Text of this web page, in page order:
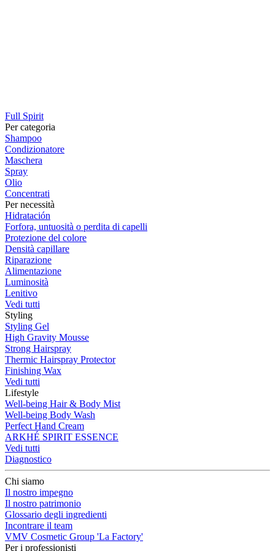
Full Spirit
Per categoria
Shampoo
Condizionatore
Maschera
Spray
Olio
Concentrati
Per necessità
Hidratación
Forfora, untuosità o perdita di capelli
Protezione del colore
Densità capillare
Riparazione
Alimentazione
Luminosità
Lenitivo
Vedi tutti
Styling
Styling Gel
High Gravity Mousse
Strong Hairspray
Thermic Hairspray Protector
Finishing Wax
Vedi tutti
Lifestyle
Well-being Hair & Body Mist
Well-being Body Wash
Perfect Hand Cream
ARKHÉ SPIRIT ESSENCE
Vedi tutti
Diagnostico
Chi siamo
Il nostro impegno
Il nostro patrimonio
Glossario degli ingredienti
Incontrare il team
VMV Cosmetic Group 'La Factory'
Per i professionisti